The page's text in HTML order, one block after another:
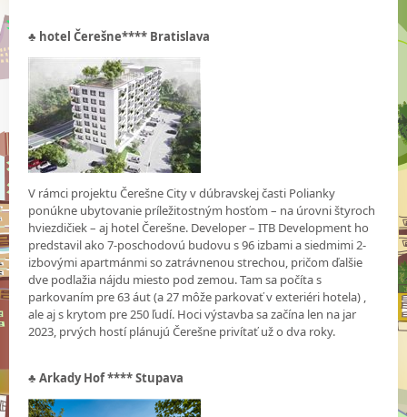
♣ hotel Čerešne**** Bratislava
V rámci projektu Čerešne City v dúbravskej časti Polianky
ponúkne ubytovanie príležitostným hosťom – na úrovni štyroch
hviezdičiek – aj hotel Čerešne. Developer – ITB Development ho
predstavil ako 7-poschodovú budovu s 96 izbami a siedmimi 2-
izbovými apartmánmi so zatrávnenou strechou, pričom ďalšie
dve podlažia nájdu miesto pod zemou. Tam sa počíta s
parkovaním pre 63 áut (a 27 môže parkovať v exteriéri hotela) ,
ale aj s krytom pre 250 ľudí. Hoci výstavba sa začína len na jar
2023, prvých hostí plánujú Čerešne privítať už o dva roky.
♣Arkady Hof **** Stupava